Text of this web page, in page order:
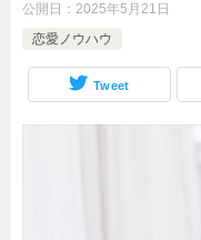
公開日： 2025年5月21日
恋愛ノウハウ
Tweet